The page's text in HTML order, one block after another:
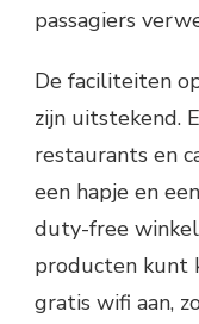
passagiers
De faciliteiten
zijn uitstekend.
restaurants en
een hapje en
duty-free
producten kunt
gratis wifi aan,